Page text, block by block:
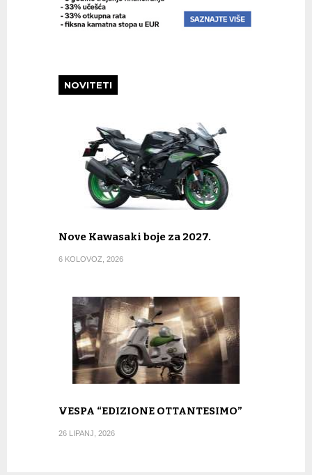
NOVITETI
Nove Kawasaki boje za 2027.
6 KOLOVOZ, 2026
VESPA “EDIZIONE OTTANTESIMO”
26 LIPANJ, 2026